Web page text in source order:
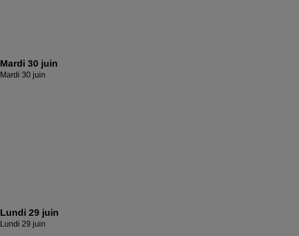
Mardi 30 juin
Mardi 30 juin
Lundi 29 juin
Lundi 29 juin